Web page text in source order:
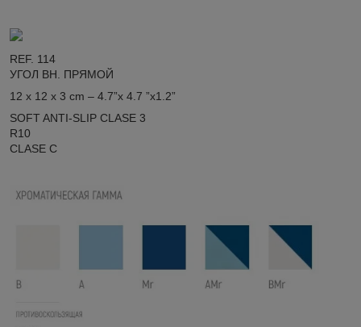
REF. 114
УГОЛ ВН. ПРЯМОЙ
12 x 12 x 3 cm – 4.7”x 4.7 ”x1.2”
SOFT ANTI-SLIP CLASE 3
R10
CLASE C